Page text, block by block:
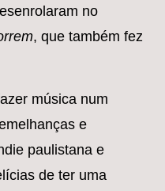
no
, que também fez
música num
e
paulistana e
de ter uma